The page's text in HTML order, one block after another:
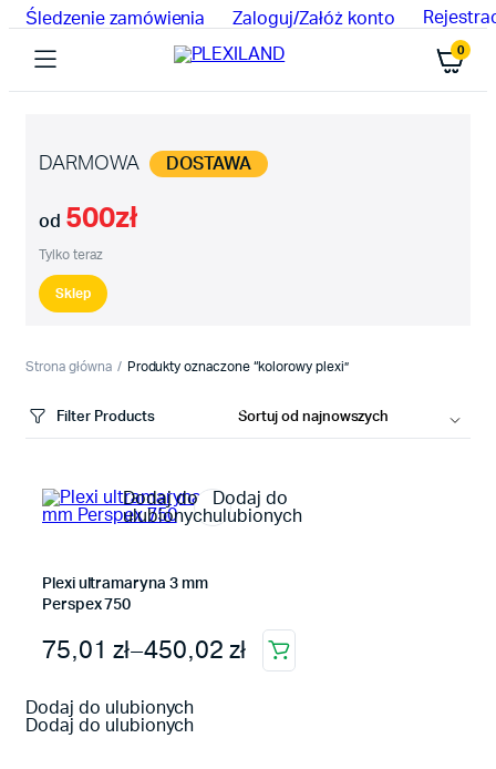
Śledzenie zamówienia Zaloguj/Załóż konto
0
DARMOWA DOSTAWA
od 500zł
Tylko teraz
Sklep
Strona główna Produkty oznaczone “kolorowy plexi”
Filter Products
Dodaj do
ulubionych
Dodaj do
ulubionych
Plexi ultramaryna 3 mm
Perspex 750
75,01 zł–450,02 zł
Zakres cen: od 75,01 zł do 450,02 zł
Ten
wiele
wariantów.
Dodaj do ulubionych
Dodaj do ulubionych